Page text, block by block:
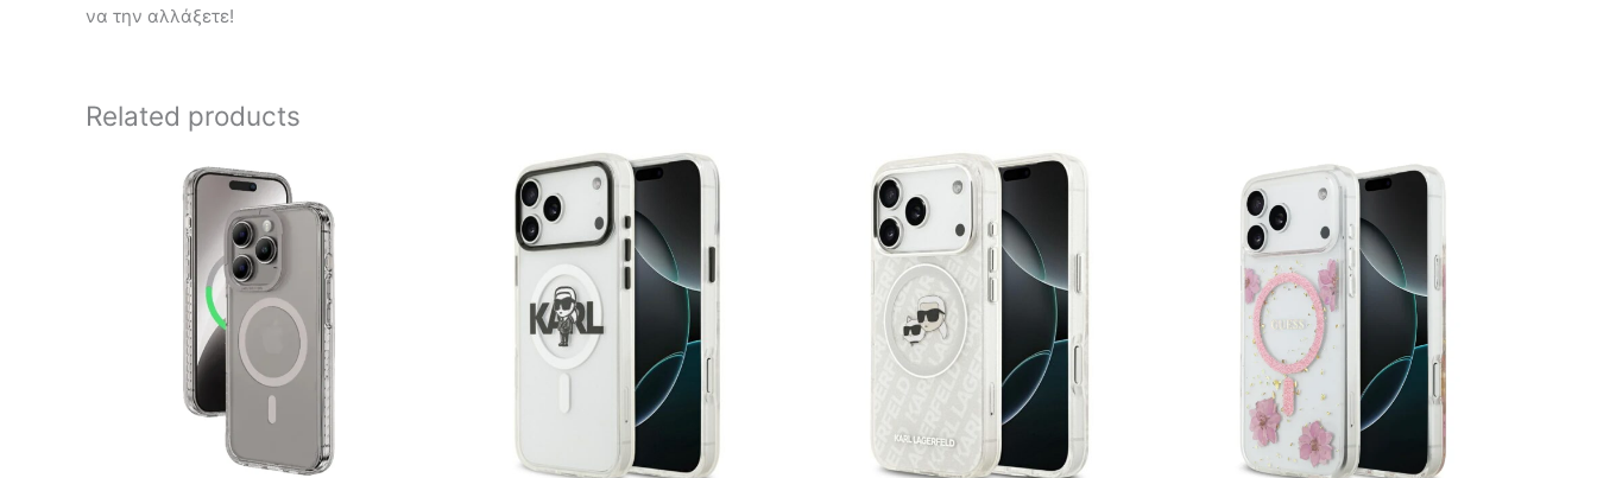
να την αλλάξετε!
Related products